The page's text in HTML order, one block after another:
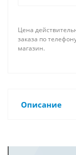
Цена
заказа по
магазин.
Описание